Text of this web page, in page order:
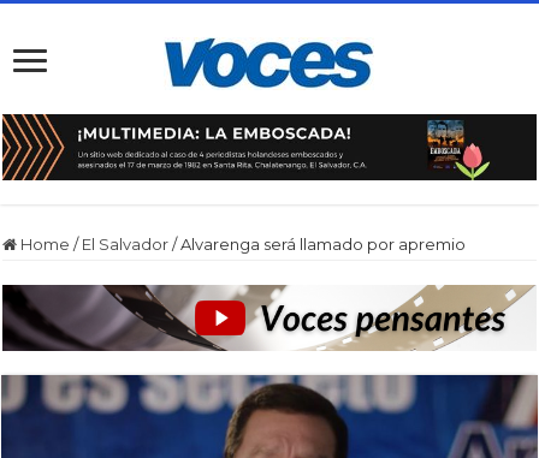
Home / El Salvador /Alvarenga será llamado por apremio